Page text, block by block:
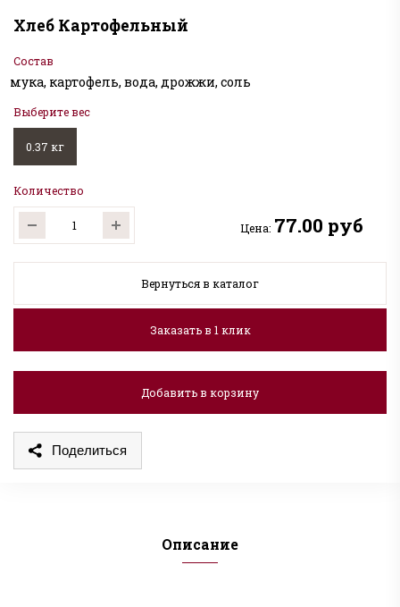
Хлеб Картофельный
Состав
мука, картофель, вода, дрожжи, соль
Выберите вес
0.37 кг
Количество
Цена: 77.00 руб
Вернуться в каталог
Заказать в 1 клик
Добавить в корзину
Поделиться
Описание